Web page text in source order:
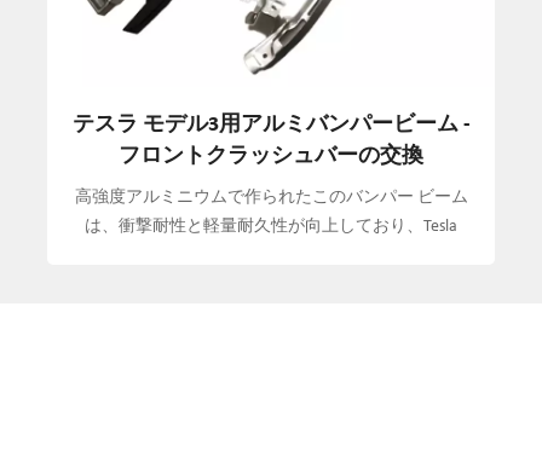
ホンダシビック用フロントバンパービーム
アルミ交換品 - クラッシュバー
高強度アルミニウム合金で作られたこのホンダ シビッ
ク用フロント バンパー ビーム交換品は、衝突保護性